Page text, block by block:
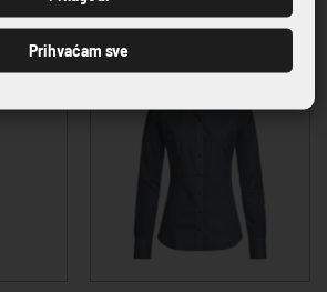
40,46 €
Prihvaćam sve